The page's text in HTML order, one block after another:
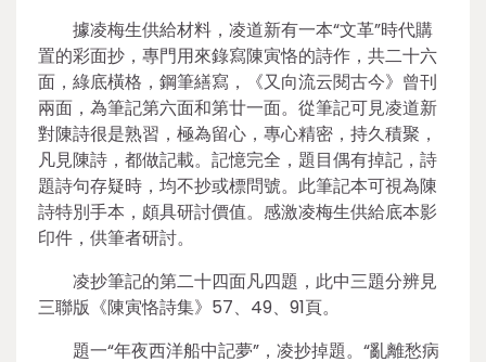
據凌梅生供給材料，凌道新有一本“文革”時代購
置的彩面抄，專門用來錄寫陳寅恪的詩作，共二十六
面，綠底橫格，鋼筆繕寫，《又向流云閱古今》曾刊
兩面，為筆記第六面和第廿一面。從筆記可見凌道新
對陳詩很是熟習，極為留心，專心精密，持久積聚，
凡見陳詩，都做記載。記憶完全，題目偶有掉記，詩
題詩句存疑時，均不抄或標問號。此筆記本可視為陳
詩特別手本，頗具研討價值。感激凌梅生供給底本影
印件，供筆者研討。
凌抄筆記的第二十四面凡四題，此中三題分辨見
三聯版《陳寅恪詩集》57、49、91頁。
題一“年夜西洋船中記夢”，凌抄掉題。“亂離愁病